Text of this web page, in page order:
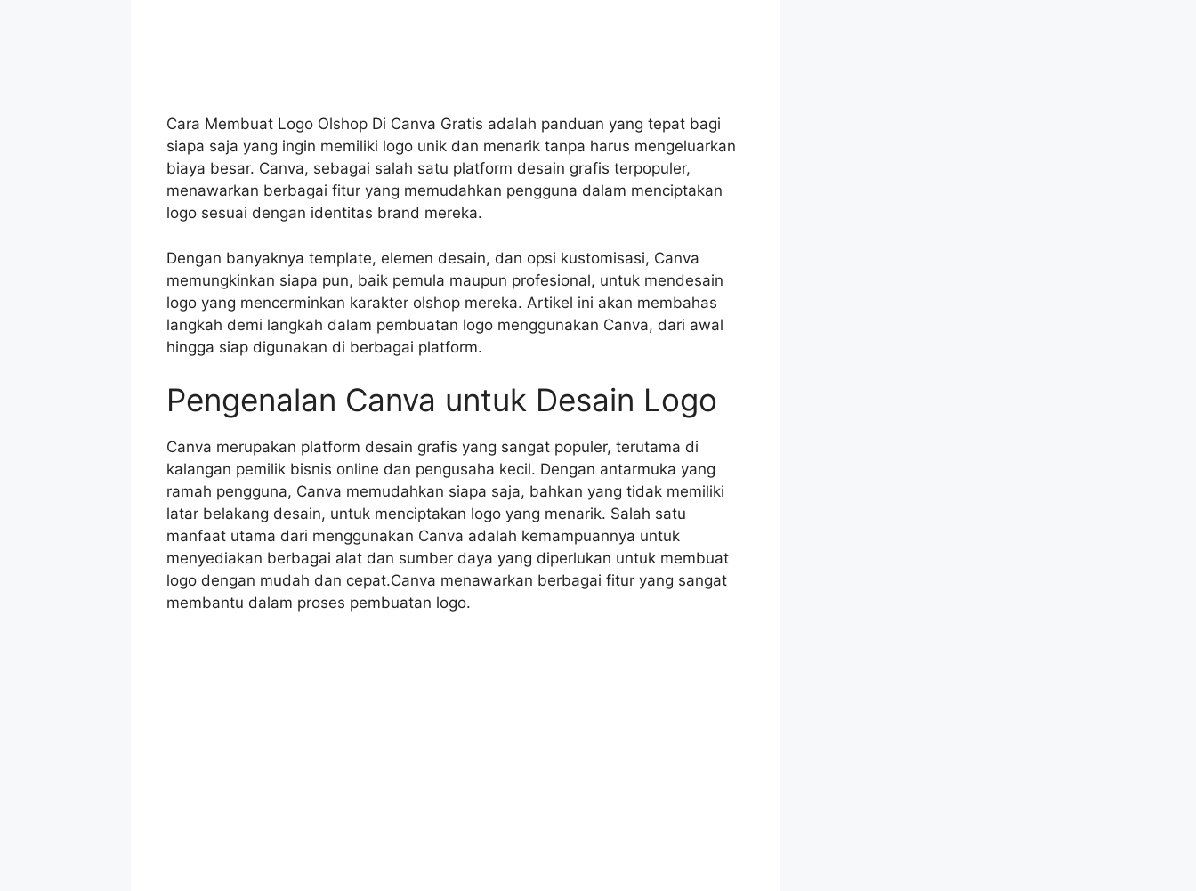
Cara Membuat Logo Olshop Di Canva Gratis adalah panduan yang tepat bagi
siapa saja yang ingin memiliki logo unik dan menarik tanpa harus mengeluarkan
biaya besar. Canva, sebagai salah satu platform desain grafis terpopuler,
menawarkan berbagai fitur yang memudahkan pengguna dalam menciptakan
logo sesuai dengan identitas brand mereka.
Dengan banyaknya template, elemen desain, dan opsi kustomisasi, Canva
memungkinkan siapa pun, baik pemula maupun profesional, untuk mendesain
logo yang mencerminkan karakter olshop mereka. Artikel ini akan membahas
langkah demi langkah dalam pembuatan logo menggunakan Canva, dari awal
hingga siap digunakan di berbagai platform.
Pengenalan Canva untuk Desain Logo
Canva merupakan platform desain grafis yang sangat populer, terutama di
kalangan pemilik bisnis online dan pengusaha kecil. Dengan antarmuka yang
ramah pengguna, Canva memudahkan siapa saja, bahkan yang tidak memiliki
latar belakang desain, untuk menciptakan logo yang menarik. Salah satu
manfaat utama dari menggunakan Canva adalah kemampuannya untuk
menyediakan berbagai alat dan sumber daya yang diperlukan untuk membuat
logo dengan mudah dan cepat.Canva menawarkan berbagai fitur yang sangat
membantu dalam proses pembuatan logo.